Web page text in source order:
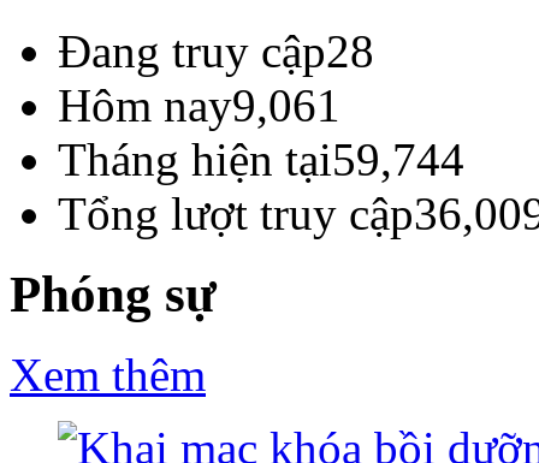
Đang truy cập28
Hôm nay9,061
Tháng hiện tại59,744
Tổng lượt truy cập
Phóng sự
Xem thêm